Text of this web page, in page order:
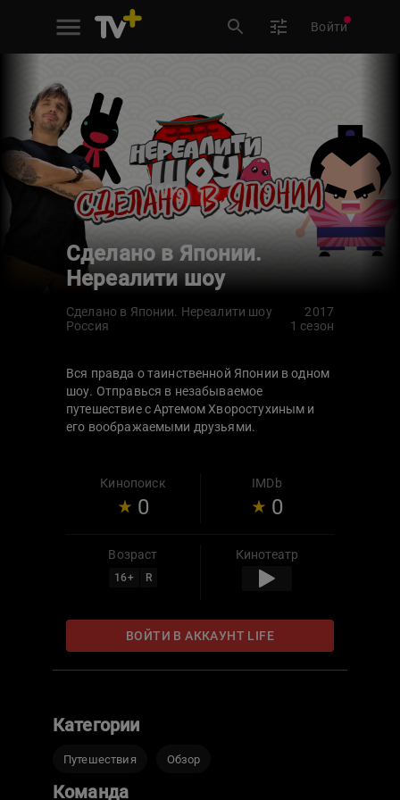
Войти
Сделано в Японии.
Нереалити шоу
Сделано в Японии. Нереалити шоу
2017
Россия
1 сезон
Вся правда о таинственной Японии в одном
шоу. Отправься в незабываемое
путешествие с Артемом Хворостухиным и
его воображаемыми друзьями.
Кинопоиск
0
IMDb
0
Возраст
16+ R
Кинотеатр
ВОЙТИ В АККАУНТ LIFE
Категории
Путешествия Обзор
Команда